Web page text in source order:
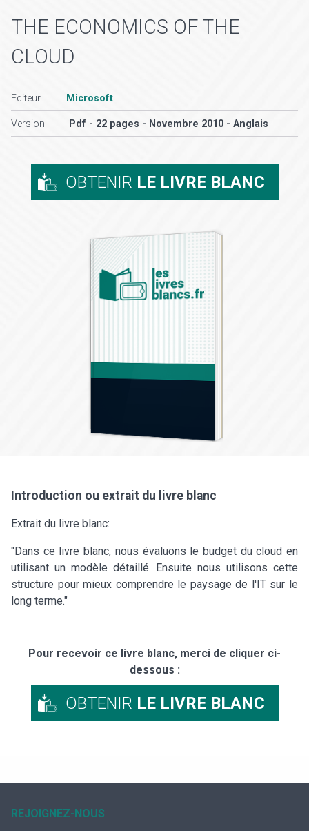
THE ECONOMICS OF THE
CLOUD
Editeur Microsoft
Version Pdf - 22 pages - Novembre 2010 - Anglais
OBTENIR LE LIVRE BLANC
Introduction ou extrait du livre blanc
Extrait du livre blanc:
"Dans ce livre blanc, nous évaluons le budget du cloud en
utilisant un modèle détaillé. Ensuite nous utilisons cette
structure pour mieux comprendre le paysage de l'IT sur le
long terme."
Pour recevoir ce livre blanc, merci de cliquer ci-
dessous :
OBTENIR LE LIVRE BLANC
REJOIGNEZ-NOUS